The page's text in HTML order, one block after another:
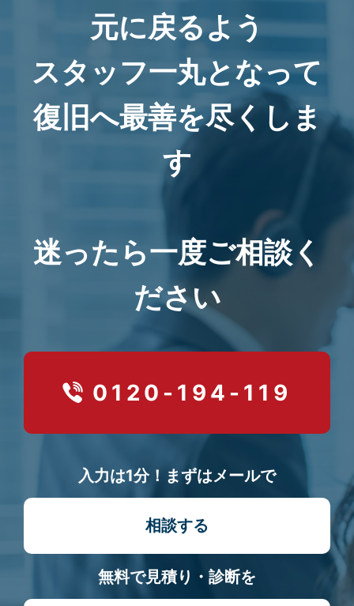
元に戻るよう
スタッフ一丸となって
復旧へ最善を尽くしま
す
迷ったら一度ご相談く
ださい
0120-194-119
入力は1分！まずはメールで
相談する
無料で見積り・診断を